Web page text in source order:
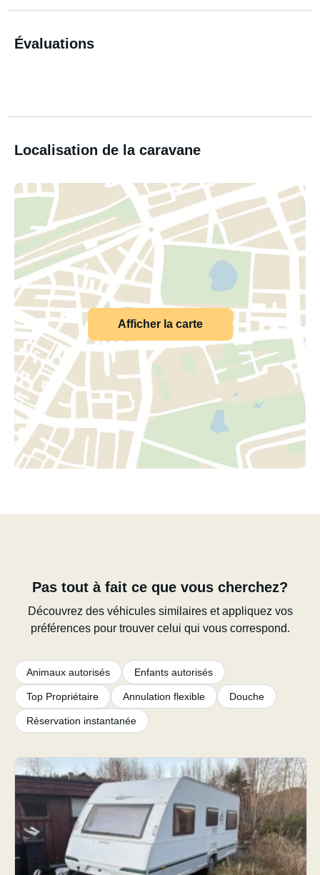
Évaluations
Localisation de la caravane
Afficher la carte
Pas tout à fait ce que vous cherchez?
Découvrez des véhicules similaires et appliquez vos
préférences pour trouver celui qui vous correspond.
Animaux autorisés Enfants autorisés
Top Propriétaire Annulation flexible Douche
Réservation instantanée